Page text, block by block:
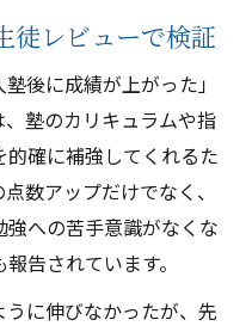
徒レビューで検証
後に成績が上がった」
塾のカリキュラムや指
確に補強してくれるた
数アップだけでなく、
強への苦手意識がなくな
告されています。
に伸びなかったが、先